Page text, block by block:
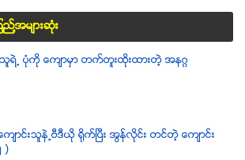
႔အမ်ားဆံုး
သူရဲ႕ ပံုကို ေက်ာမွာ တက္တူးထိုးထားတဲ့ အနဂၢ
က်ာင္းသူနဲ႕ဗီဒီယို ရိုက္ျပီး အြန္လိုင္း တင္တဲ့ ေက်ာင္း
)